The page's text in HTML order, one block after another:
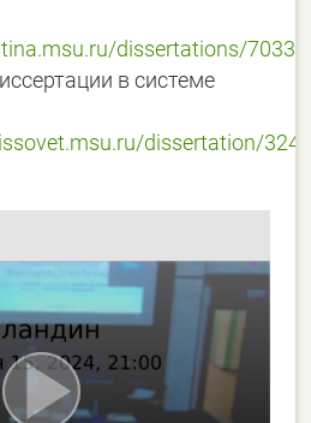
dissertations/
в системе
dissertation/